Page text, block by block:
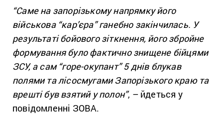
“Саме на запорізькому напрямку його
військова “кар’єра” ганебно закінчилась. У
результаті бойового зіткнення, його збройне
формування було фактично знищене бійцями
ЗСУ, а сам “горе-окупант” 5 днів блукав
полями та лісосмугами Запорізького краю та
врешті був взятий у полон”, – йдеться у
повідомленні ЗОВА.